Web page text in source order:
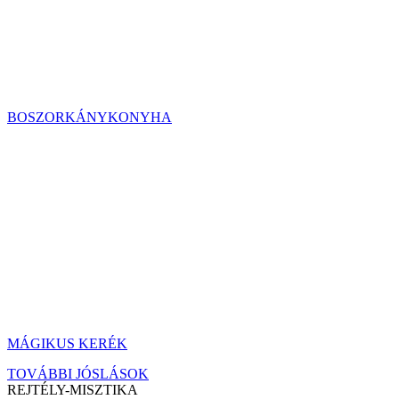
BOSZORKÁNYKONYHA
MÁGIKUS KERÉK
TOVÁBBI JÓSLÁSOK
REJTÉLY-MISZTIKA